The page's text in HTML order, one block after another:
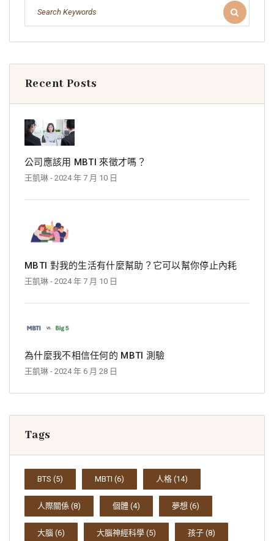
Recent Posts
公司應該用 MBTI 來徵才嗎？
王凱琳 - 2024 年 7 月 10 日
MBTI 對我的生活有什麼幫助？它可以幫你停止內耗
王凱琳 - 2024 年 7 月 10 日
為什麼我不相信任何的 MBTI 測驗
王凱琳 - 2024 年 6 月 28 日
Tags
BTS (5) MBTI (6) 人格 (14)
人際關係 (8) 個體 (4) 夢想 (6)
大腦 (6) 大腦神經科學 (5) 孩子 (8)